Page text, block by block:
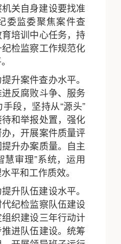
关自身建设要找准
委监委聚焦案件查
培训中心任务，持
检监察工作规范化
升案件查办水平。
反腐败斗争、服务
段，坚持从“源头”
和举报处置，强化
，开展案件质量评
升办案质量。自主
慧审理”系统，运用
平和工作质效。
升队伍建设水平。
纪检监察队伍建设
织建设三年行动计
进队伍建设。统筹